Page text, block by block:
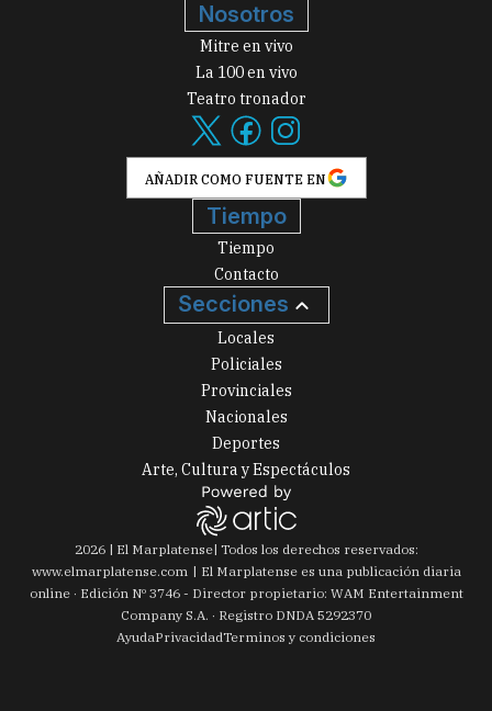
Nosotros
Mitre en vivo
La 100 en vivo
Teatro tronador
AÑADIR COMO FUENTE EN
Tiempo
Tiempo
Contacto
Secciones
Locales
Policiales
Provinciales
Nacionales
Deportes
Arte, Cultura y Espectáculos
2026| El Marplatense| Todos los derechos reservados:
www.elmarplatense.com
El Marplatense es una publicación diaria
online · Edición Nº 3746- Director propietario: WAM Entertainment
Company S.A. · Registro DNDA 5292370
AyudaPrivacidadTerminos y condiciones